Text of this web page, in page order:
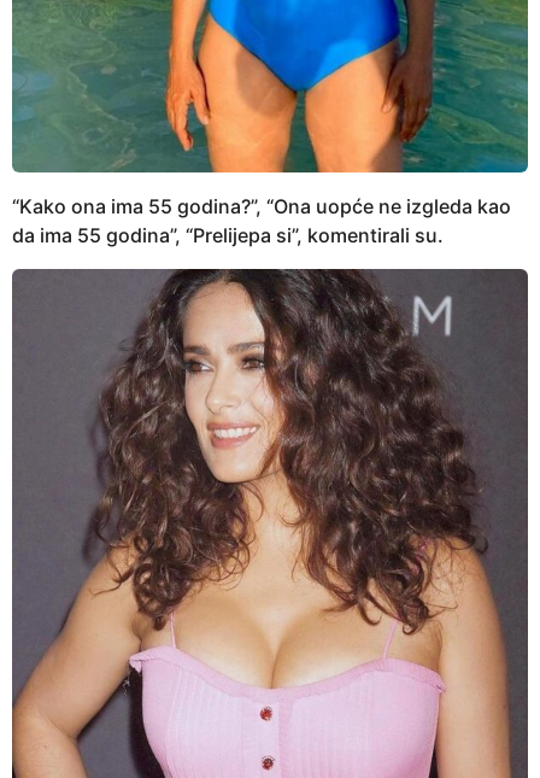
“Kako ona ima 55 godina?”, “Ona uopće ne izgleda kao
da ima 55 godina”, “Prelijepa si”, komentirali su.